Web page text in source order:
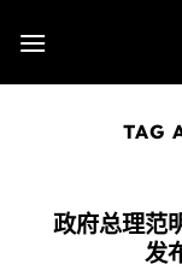
TAG
政府总理范
发